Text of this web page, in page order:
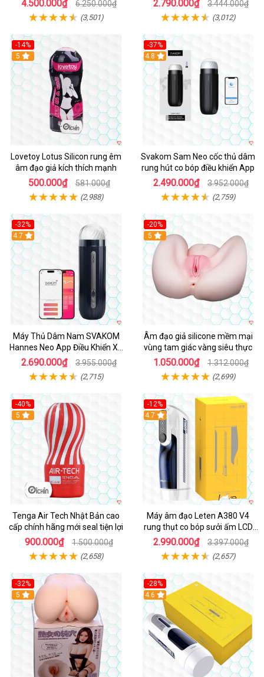
4.500.000₫ 6.250.000₫
(3,501)
2.790.000₫ 3.444.000₫
(3,012)
-14%
Hot
5
Lovetoy Lotus Silicon rung êm
âm đạo giả kích thích mạnh
500.000₫ 581.000₫
(2,988)
-37%
4.8
Svakom Sam Neo cốc thủ dâm
rung hút co bóp điều khiển App
2.490.000₫ 3.952.000₫
(2,759)
-32%
Hot
4.7
Máy Thủ Dâm Nam SVAKOM
Hannes Neo App Điều Khiển Xa
Cao Cấp
2.690.000₫ 3.955.000₫
(2,715)
-20%
Hot
5
Âm đạo giả silicone mềm mại
vùng tam giác vàng siêu thực
1.050.000₫ 1.312.000₫
(2,699)
-40%
Hot
5
Tenga Air Tech Nhật Bản cao
cấp chính hãng mới seal tiện lợi
900.000₫ 1.500.000₫
(2,658)
-12%
Hot
4.7
Máy âm đạo Leten A380 V4
rung thụt co bóp sưởi ấm LCD
đẹp
2.990.000₫ 3.397.000₫
(2,657)
-32%
Hot
5
-28%
Hot
4.6